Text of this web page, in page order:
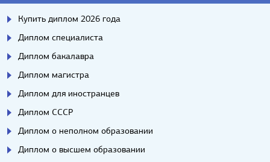
Купить диплом 2026 года
Диплом специалиста
Диплом бакалавра
Диплом магистра
Диплом для иностранцев
Диплом СССР
Диплом о неполном образовании
Диплом о высшем образовании